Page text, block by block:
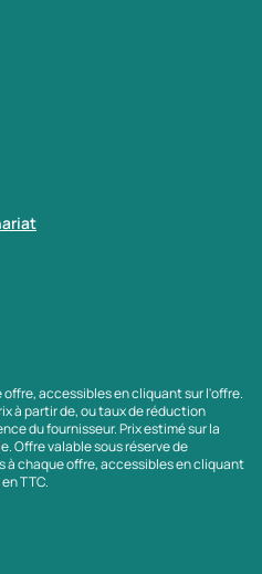
accessibles en cliquant sur l'offre.
à partir de, ou taux de réduction
du fournisseur. Prix estimé sur la
Offre valable sous réserve de
chaque offre, accessibles en cliquant
TTC.